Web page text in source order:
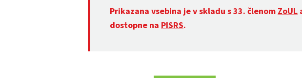
Prikazana vsebina je v skladu s 33. členom ZoUL
dostopne na PISRS.